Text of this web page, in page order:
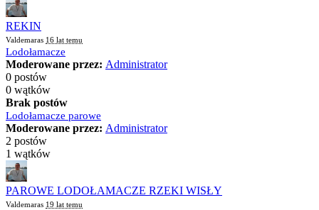
REKIN
Valdemaras 16 lat temu
Lodołamacze
Moderowane przez: Administrator
0 postów
0 wątków
Brak postów
Lodołamacze parowe
Moderowane przez: Administrator
2 postów
1 wątków
PAROWE LODOŁAMACZE RZEKI WISŁY
Valdemaras 19 lat temu